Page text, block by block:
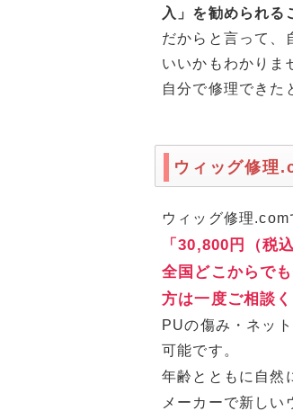
入」を勧められる
だからと言って、
いいかもわかりま
自分で修理できた
ウィッグ修理
ウィッグ修理.com
「30,800円（税
全国どこからで
方は一度ご相談く
PUの傷み・ネッ
可能です。
年齢とともに自然
メーカーで新しい